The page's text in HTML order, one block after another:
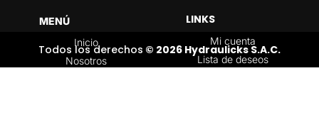
MENÚ
Inicio
Nosotros
LINKS
Mi cuenta
Lista de deseos
Todos los derechos © 2026 Hydraulicks S.A.C.